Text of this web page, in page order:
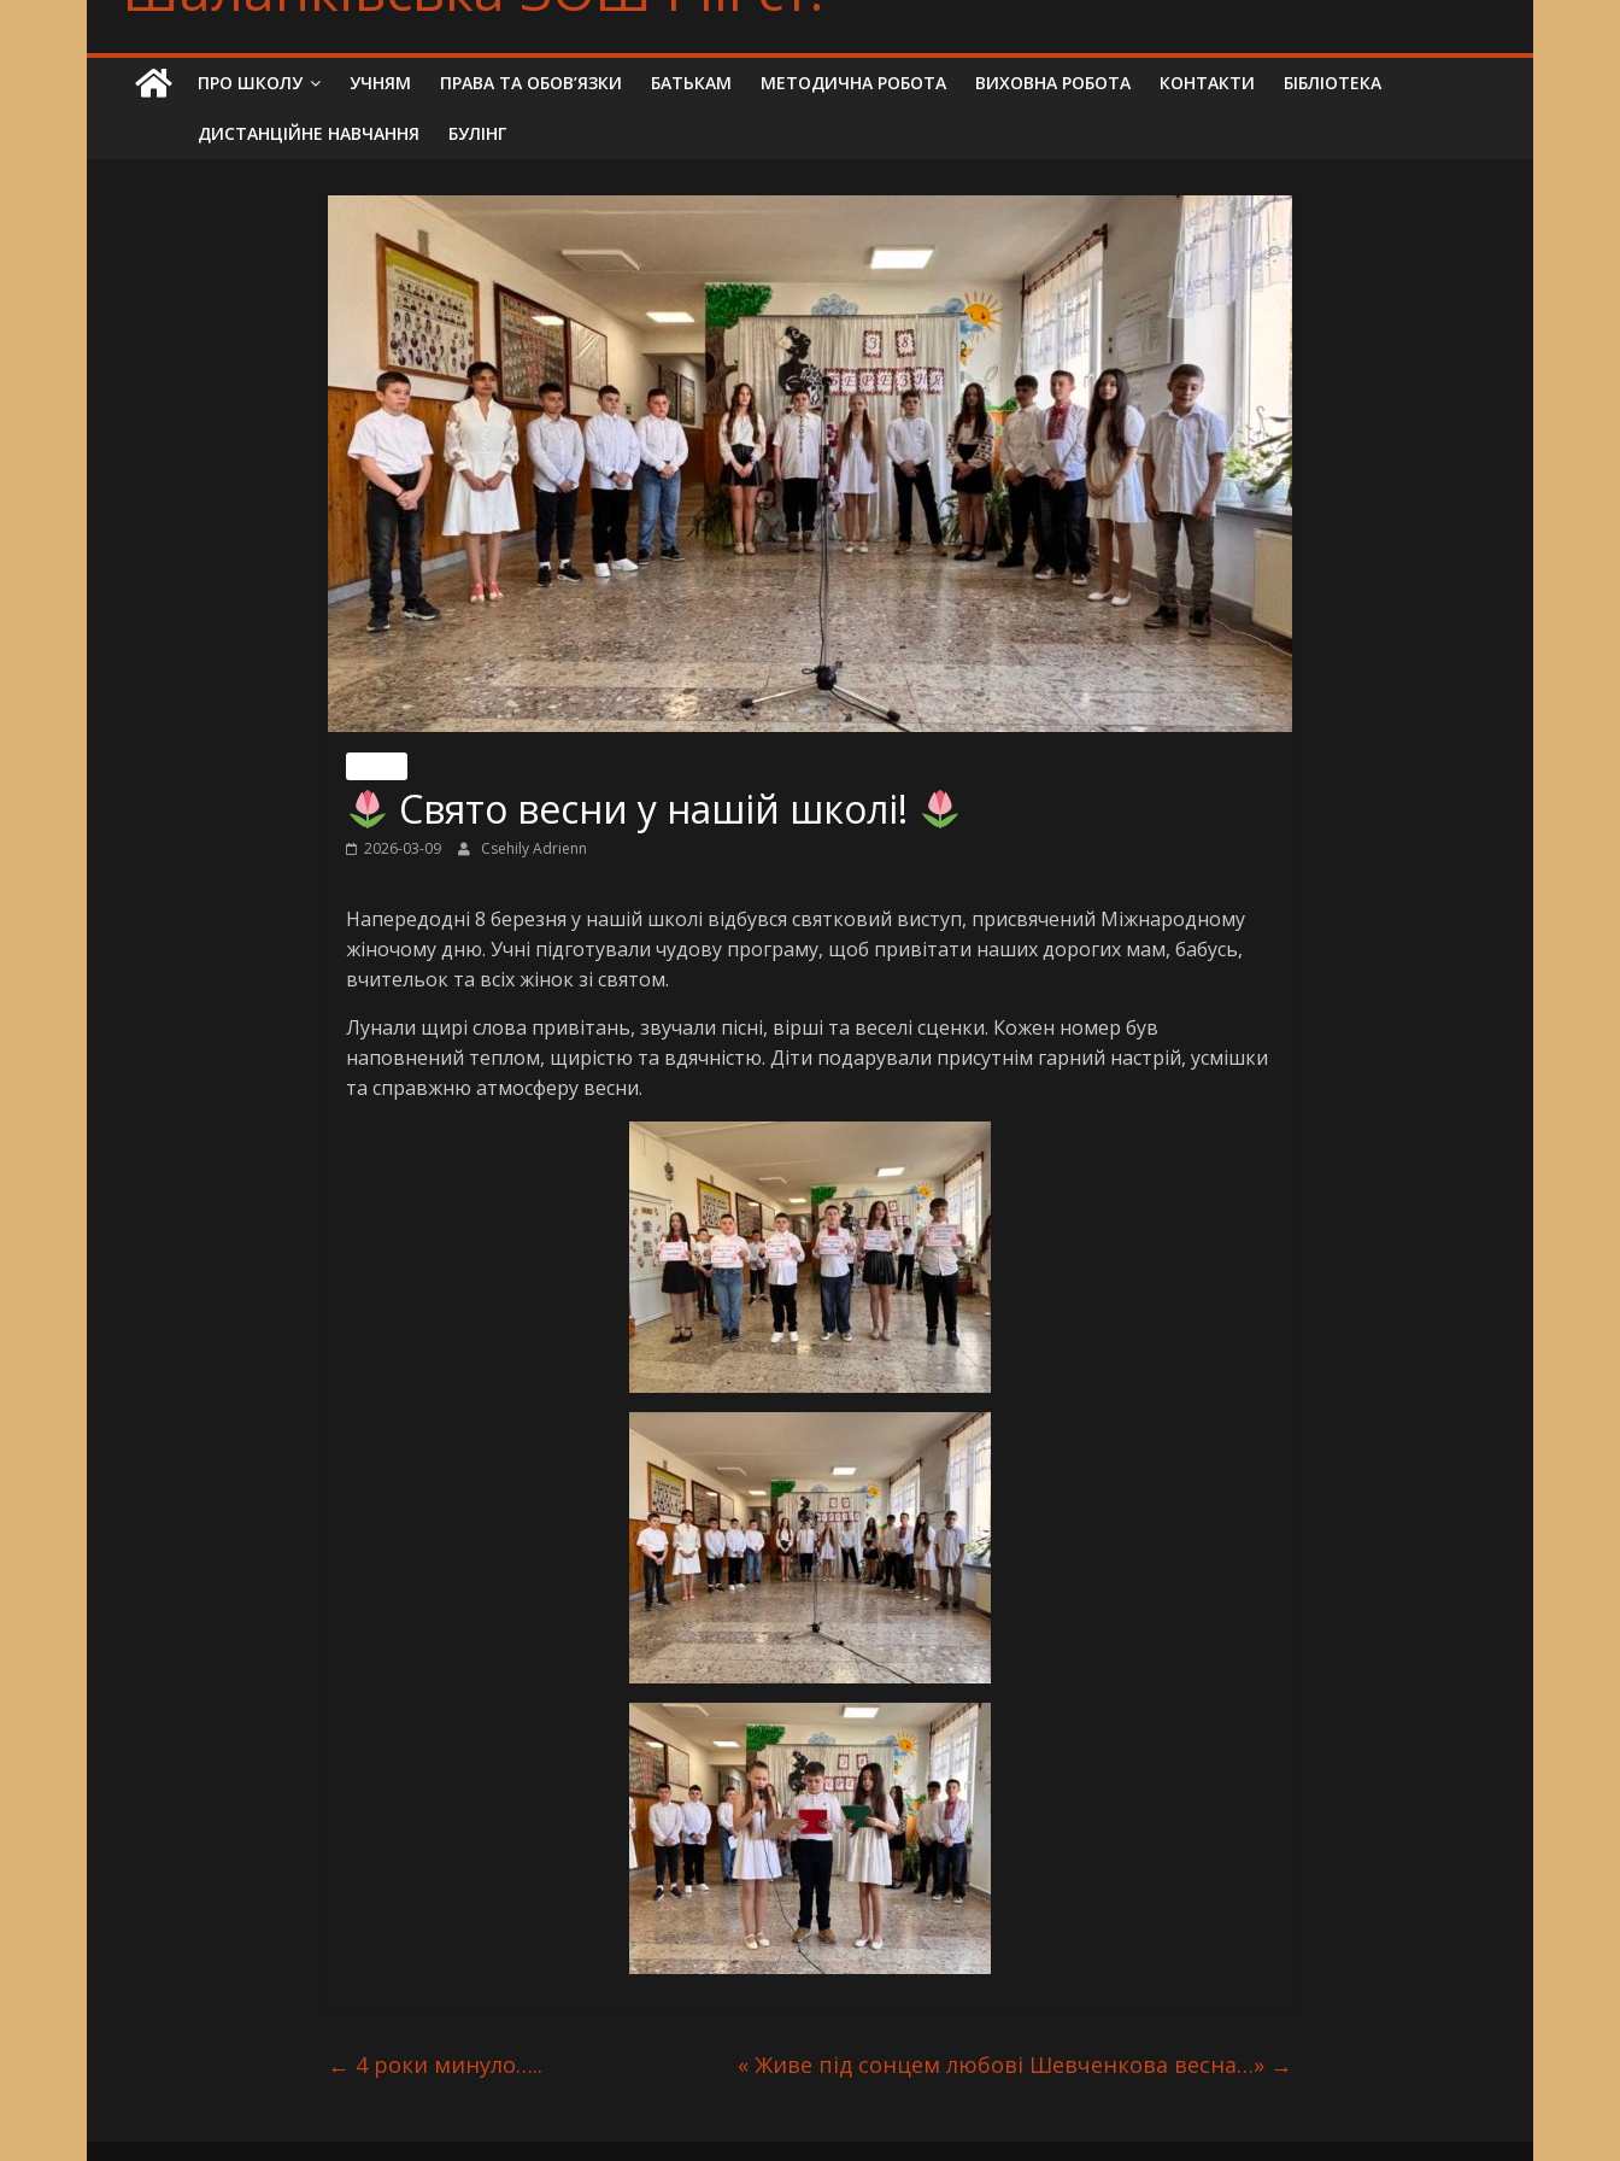
ПРО ШКОЛУ УЧНЯМ ПРАВА ТА ОБОВ’ЯЗКИ БАТЬКАМ МЕТОДИЧНА РОБОТА ВИХОВНА РОБОТА КОНТАКТИ БІБЛІОТЕКА
ДИСТАНЦІЙНЕ НАВЧАННЯ БУЛІНГ
Свято весни у нашій школі!
2026-03-09 Csehily Adrienn
Напередодні 8 березня у нашій школі відбувся святковий виступ, присвячений Міжнародному
жіночому дню. Учні підготували чудову програму, щоб привітати наших дорогих мам, бабусь,
вчительок та всіх жінок зі святом.
Лунали щирі слова привітань, звучали пісні, вірші та веселі сценки. Кожен номер був
наповнений теплом, щирістю та вдячністю. Діти подарували присутнім гарний настрій, усмішки
та справжню атмосферу весни.
← 4 роки минуло….. « Живе під сонцем любові Шевченкова весна…» →